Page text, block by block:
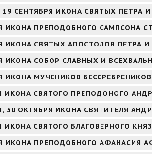
19 СЕНТЯБРЯ ИКОНА СВЯТЫХ ПЕТРА
ИКОНА ПРЕПОДОБНОГО САМПСОНА
ИКОНА СВЯТЫХ АПОСТОЛОВ ПЕТРА И
ИКОНА СОБОР СЛАВНЫХ И
ИКОНА МУЧЕНИКОВ
ИКОНА СВЯТОГО ПРЕПОДОНОГО
30 ОКТЯБРЯ ИКОНА СВЯТИТЕЛЯ
ИКОНА СВЯТОГО БЛАГОВЕРНОГО
ИКОНА ПРЕПОДОБНОГО АФАНАСИЯ